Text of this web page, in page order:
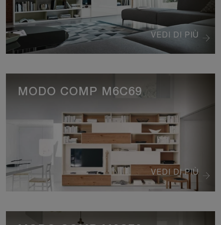
VEDI DI PIÙ
VEDI DI PIÙ
MODO COMP M6C69